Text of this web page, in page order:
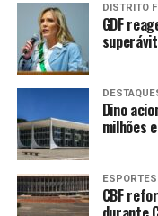
DISTRITO
GDF
Dino
milhões
ESPORTES
CBF